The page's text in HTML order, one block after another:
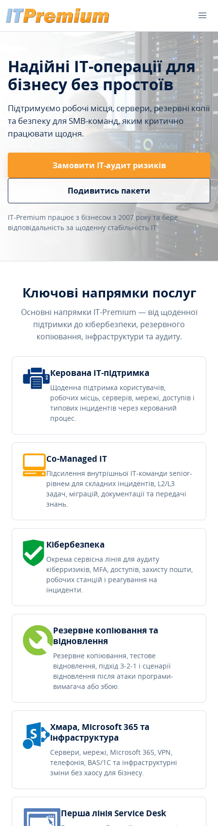
Надійні IT-операції для
бізнесу без простоїв
Підтримуємо робочі місця, сервери, резервні копії
та безпеку для SMB-команд, яким критично
працювати щодня.
Замовити ІТ-аудит ризиків
Подивитись пакети
IT-Premium працює з бізнесом з 2007 року та бере
відповідальність за щоденну стабільність IT.
Ключові напрямки послуг
Основні напрямки IT-Premium — від щоденної
підтримки до кібербезпеки, резервного
копіювання, інфраструктури та аудиту.
Керована IT-підтримка
Щоденна підтримка користувачів,
робочих місць, серверів, мережі, доступів і
типових інцидентів через керований
процес.
Co-Managed IT
Підсилення внутрішньої IT-команди senior-
рівнем для складних інцидентів, L2/L3
задач, міграцій, документації та передачі
знань.
Кібербезпека
Окрема сервісна лінія для аудиту
кіберризиків, MFA, доступів, захисту пошти,
робочих станцій і реагування на
інциденти.
Резервне копіювання та
відновлення
Резервне копіювання, тестове
відновлення, підхід 3-2-1 і сценарії
відновлення після атаки програми-
вимагача або збою.
Хмара, Microsoft 365 та
інфраструктура
Сервери, мережі, Microsoft 365, VPN,
телефонія, BAS/1C та інфраструктурні
зміни без хаосу для бізнесу.
Перша лінія Service Desk